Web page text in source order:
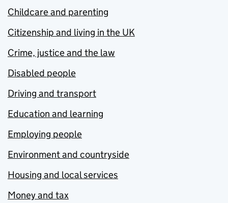
Childcare and parenting
Citizenship and living in the UK
Crime, justice and the law
Disabled people
Driving and transport
Education and learning
Employing people
Environment and countryside
Housing and local services
Money and tax